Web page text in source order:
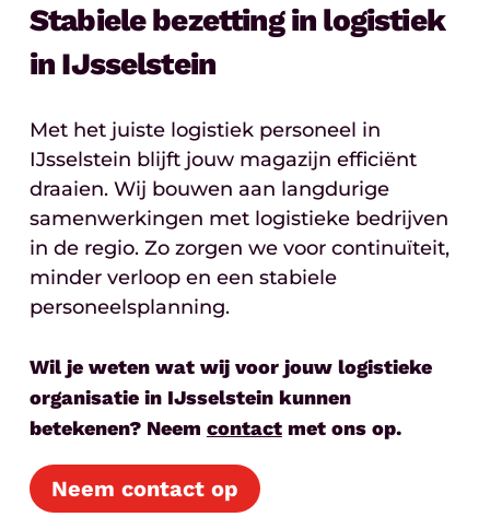
Stabiele bezetting in logistiek
in IJsselstein
Met het juiste logistiek personeel in
IJsselstein blijft jouw magazijn efficiënt
draaien. Wij bouwen aan langdurige
samenwerkingen met logistieke bedrijven
in de regio. Zo zorgen we voor continuïteit,
minder verloop en een stabiele
personeelsplanning.
Wil je weten wat wij voor jouw logistieke
organisatie in IJsselstein kunnen
betekenen? Neem contactmet ons op.
Neem contact op